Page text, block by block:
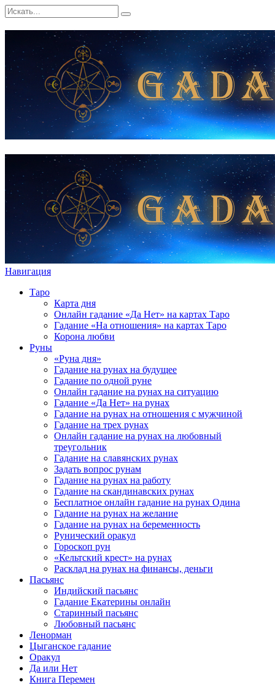
Навигация
Таро
Карта дня
Онлайн гадание «Да Нет» на картах Таро
Гадание «На отношения» на картах Таро
Корона любви
Руны
«Руна дня»
Гадание на рунах на будущее
Гадание по одной руне
Онлайн гадание на рунах на ситуацию
Гадание «Да Нет» на рунах
Гадание на рунах на отношения с мужчиной
Гадание на трех рунах
Онлайн гадание на рунах на любовный
треугольник
Гадание на славянских рунах
Задать вопрос рунам
Гадание на рунах на работу
Гадание на скандинавских рунах
Бесплатное онлайн гадание на рунах Одина
Гадание на рунах на желание
Гадание на рунах на беременность
Рунический оракул
Гороскоп рун
«Кельтский крест» на рунах
Расклад на рунах на финансы, деньги
Пасьянс
Индийский пасьянс
Гадание Екатерины онлайн
Старинный пасьянс
Любовный пасьянс
Ленорман
Цыганское гадание
Оракул
Да или Нет
Книга Перемен